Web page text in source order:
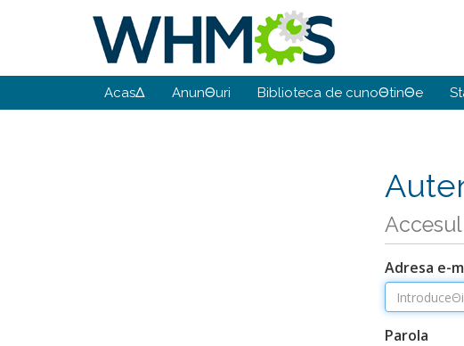
AcasΔ AnunΘuri Biblioteca de cunoΘtinΘe
Accesul
Adresa e-
Parola